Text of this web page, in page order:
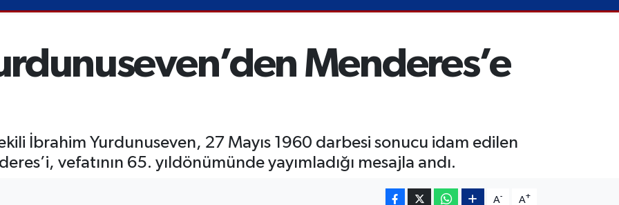
Menderes’e
İbrahim Yurdunuseven, 27 Mayıs 1960 darbesi sonucu idam edilen
vefatının 65. yıldönümünde yayımladığı mesajla andı.
A- A+